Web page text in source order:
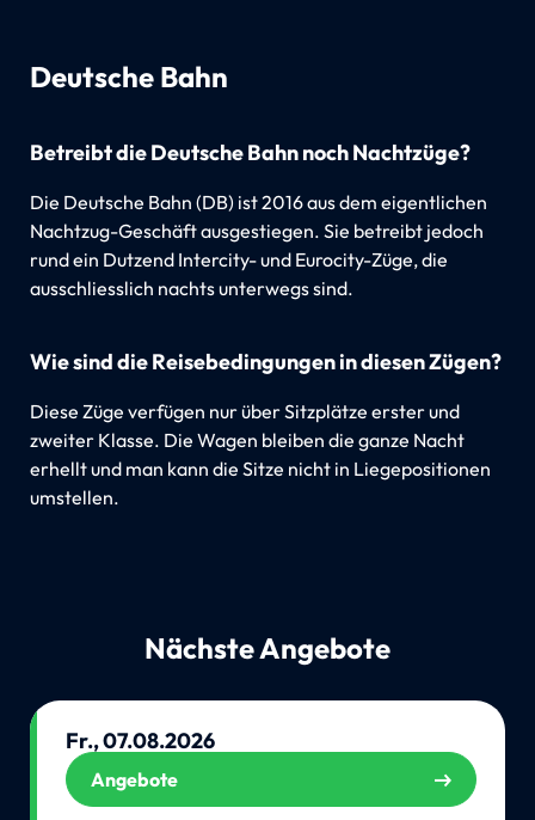
Deutsche Bahn
Betreibt die Deutsche Bahn noch Nachtzüge?
Die Deutsche Bahn (DB) ist 2016 aus dem eigentlichen
Nachtzug-Geschäft ausgestiegen. Sie betreibt jedoch
rund ein Dutzend Intercity- und Eurocity-Züge, die
ausschliesslich nachts unterwegs sind.
Wie sind die Reisebedingungen in diesen Zügen?
Diese Züge verfügen nur über Sitzplätze erster und
zweiter Klasse. Die Wagen bleiben die ganze Nacht
erhellt und man kann die Sitze nicht in Liegepositionen
umstellen.
Nächste Angebote
Fr., 07.08.2026
Angebote